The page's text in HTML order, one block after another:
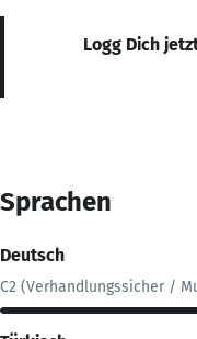
Logg Dich
Sprachen
Deutsch
C2 (Verhandlungssicher /